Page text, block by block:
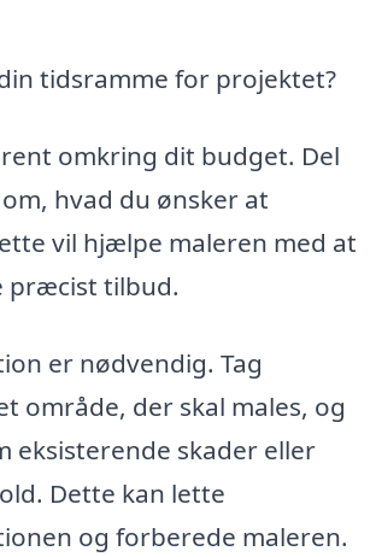
tidsramme for projektet?
omkring dit budget. Del
hvad du ønsker at
vil hjælpe maleren med at
præcist tilbud.
er nødvendig. Tag
område, der skal males, og
eksisterende skader eller
Dette kan lette
og forberede maleren.